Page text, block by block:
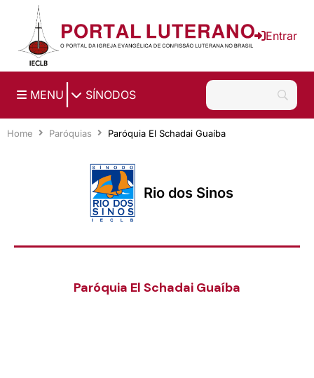
Ir para o conteúdo principal
Entrar
MENU SÍNODOS
Home Paróquias Paróquia El Schadai Guaíba
Rio dos Sinos
Paróquia El Schadai Guaíba